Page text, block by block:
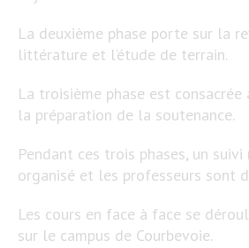
La deuxième phase porte sur la
littérature et l’étude de terrain.
La troisième phase est
la préparation de la soutenance.
Pendant ces trois phases, un
organisé et les professeurs sont
Les cours en face à face se
sur le campus de Courbevoie.